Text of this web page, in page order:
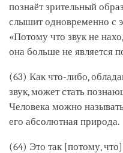
познаёт зрительный
слышит одновременно с
«Потому что звук не
она больше не является
(63) Как что-либо,
звук, может стать
Человека можно
его абсолютная природа.
(64) Это так [потому, что]